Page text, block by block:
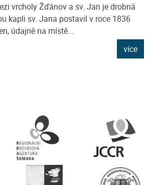
vrcholy Žďánov a sv. Jan je drobná
kapli sv. Jana postavil v roce 1836
údajně na místě...
více